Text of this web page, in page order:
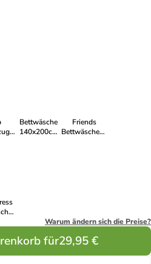
Bettwäsche
140x200cm
Friends
Bettwäschebezug
Warum ändern sich die Preise?
für29,95 €